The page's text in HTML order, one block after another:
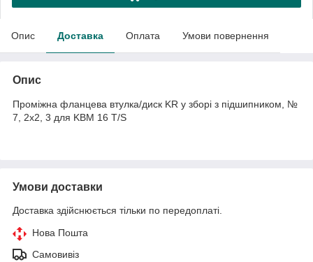
Опис Доставка Оплата Умови повернення
Опис
Проміжна фланцева втулка/диск KR у зборі з підшипником, №
7, 2x2, 3 для KBM 16 T/S
Умови доставки
Доставка здійснюється тільки по передоплаті.
Нова Пошта
Самовивіз